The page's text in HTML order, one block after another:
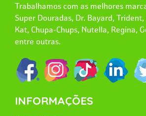
Trabalhamos com as melhores
Super Douradas, Dr. Bayard,
Kat, Chupa-Chups, Nutella, Regina,
entre outras.
INFORMAÇÕES